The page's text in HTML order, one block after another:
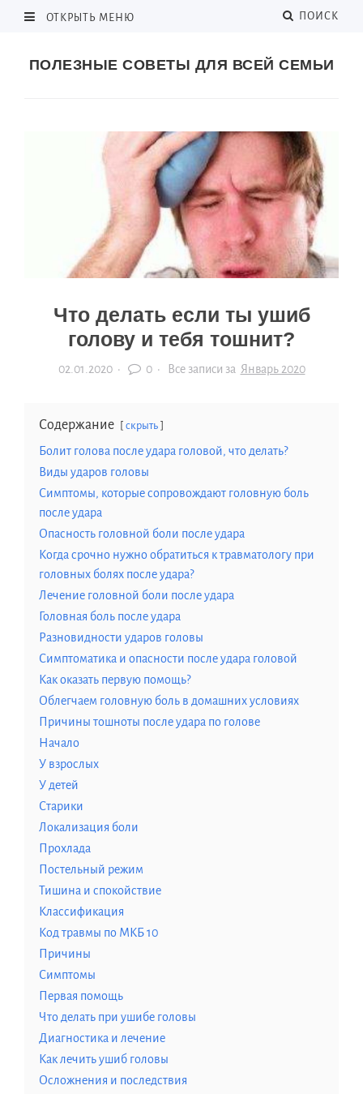
ОТКРЫТЬ МЕНЮ ПОИСК
ПОЛЕЗНЫЕ СОВЕТЫ ДЛЯ ВСЕЙ СЕМЬИ
Что делать если ты ушиб
голову и тебя тошнит?
02.01.2020· 0 · Все записи за Январь 2020
Содержание скрыть
Болит голова после удара головой, что делать?
Виды ударов головы
Симптомы, которые сопровождают головную боль
после удара
Опасность головной боли после удара
Когда срочно нужно обратиться к травматологу при
головных болях после удара?
Лечение головной боли после удара
Головная боль после удара
Разновидности ударов головы
Симптоматика и опасности после удара головой
Как оказать первую помощь?
Облегчаем головную боль в домашних условиях
Причины тошноты после удара по голове
Начало
У взрослых
У детей
Старики
Локализация боли
Прохлада
Постельный режим
Тишина и спокойствие
Классификация
Код травмы по МКБ 10
Причины
Симптомы
Первая помощь
Что делать при ушибе головы
Диагностика и лечение
Как лечить ушиб головы
Осложнения и последствия